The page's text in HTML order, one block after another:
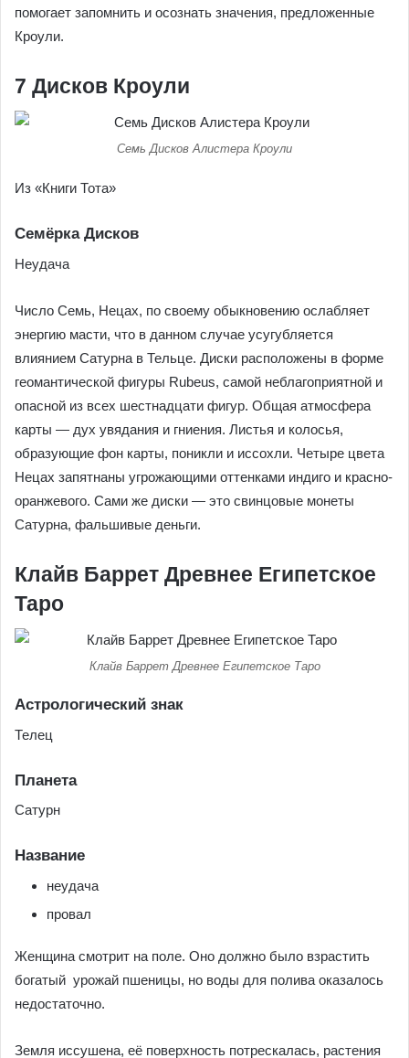
помогает запомнить и осознать значения, предложенные
Кроули.
7 Дисков Кроули
Семь Дисков Алистера Кроули
Из «Книги Тота»
Семёрка Дисков
Неудача
Число Семь, Нецах, по своему обыкновению ослабляет
энергию масти, что в данном случае усугубляется
влиянием Сатурна в Тельце. Диски расположены в форме
геомантической фигуры Rubeus, самой неблагоприятной и
опасной из всех шестнадцати фигур. Общая атмосфера
карты — дух увядания и гниения. Листья и колосья,
образующие фон карты, поникли и иссохли. Четыре цвета
Нецах запятнаны угрожающими оттенками индиго и красно-
оранжевого. Сами же диски — это свинцовые монеты
Сатурна, фальшивые деньги.
Клайв Баррет Древнее Египетское
Таро
Клайв Баррет Древнее Египетское Таро
Астрологический знак
Телец
Планета
Сатурн
Название
неудача
провал
Женщина смотрит на поле. Оно должно было взрастить
богатый урожай пшеницы, но воды для полива оказалось
недостаточно.
Земля иссушена, её поверхность потрескалась, растения